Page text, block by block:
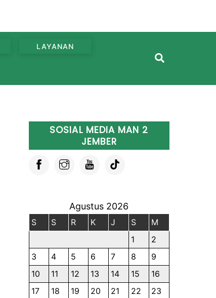
LAYANAN
SOSIAL MEDIA MAN 2
JEMBER
Agustus 2026
S S R K J S
M
1
2
3
4 5 6 7 8
9
10
11 12 13 14 15
16
17
18 19 20 21 22
23